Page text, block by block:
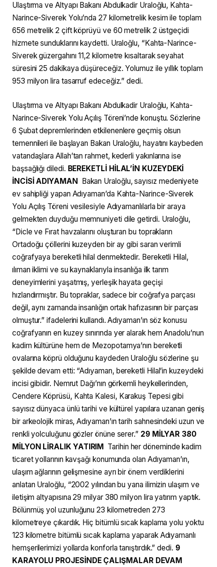
Ulaştırma ve Altyapı Bakanı Abdulkadir Uraloğlu, Kahta-
Narince-Siverek Yolu’nda 27 kilometrelik kesim ile toplam
656 metrelik 2 çift köprüyü ve 60 metrelik 2 üstgeçidi
hizmete sunduklarını kaydetti. Uraloğlu, “Kahta-Narince-
Siverek güzergahını 11,2 kilometre kısaltarak seyahat
süresini 25 dakikaya düşüreceğiz. Yolumuz ile yıllık toplam
953 milyon lira tasarruf edeceğiz.” dedi.
Ulaştırma ve Altyapı Bakanı Abdulkadir Uraloğlu, Kahta-
Narince-Siverek Yolu Açılış Töreni’nde konuştu. Sözlerine
6 Şubat depremlerinden etkilenenlere geçmiş olsun
temennileri ile başlayan Bakan Uraloğlu, hayatını kaybeden
vatandaşlara Allah’tan rahmet, kederli yakınlarına ise
başsağlığı diledi. BEREKETLİ HİLAL’İN KUZEYDEKİ
İNCİSİ ADIYAMAN Bakan Uraloğlu, sayısız medeniyete
ev sahipliği yapan Adıyaman’da Kahta-Narince-Siverek
Yolu Açılış Töreni vesilesiyle Adıyamanlılarla bir araya
gelmekten duyduğu memnuniyeti dile getirdi. Uraloğlu,
“Dicle ve Fırat havzalarını oluşturan bu toprakların
Ortadoğu çöllerini kuzeyden bir ay gibi saran verimli
coğrafyaya bereketli hilal denmektedir. Bereketli Hilal,
ılıman iklimi ve su kaynaklarıyla insanlığa ilk tarım
deneyimlerini yaşatmış, yerleşik hayata geçişi
hızlandırmıştır. Bu topraklar, sadece bir coğrafya parçası
değil, aynı zamanda insanlığın ortak hafızasının bir parçası
olmuştur.” ifadelerini kullandı. Adıyaman’ın söz konusu
coğrafyanın en kuzey sınırında yer alarak hem Anadolu’nun
kadim kültürüne hem de Mezopotamya’nın bereketli
ovalarına köprü olduğunu kaydeden Uraloğlu sözlerine şu
şekilde devam etti: “Adıyaman, bereketli Hilal’in kuzeydeki
incisi gibidir. Nemrut Dağı’nın görkemli heykellerinden,
Cendere Köprüsü, Kahta Kalesi, Karakuş Tepesi gibi
sayısız dünyaca ünlü tarihi ve kültürel yapılara uzanan geniş
bir arkeolojik miras, Adıyaman’ın tarih sahnesindeki uzun ve
renkli yolculuğunu gözler önüne serer.” 29 MİLYAR 380
MİLYON LİRALIK YATIRIM Tarihin her döneminde kadim
ticaret yollarının kavşağı konumunda olan Adıyaman’ın,
ulaşım ağlarının gelişmesine ayrı bir önem verdiklerini
anlatan Uraloğlu, “2002 yılından bu yana ilimizin ulaşım ve
iletişim altyapısına 29 milyar 380 milyon lira yatırım yaptık.
Bölünmüş yol uzunluğunu 23 kilometreden 273
kilometreye çıkardık. Hiç bitümlü sıcak kaplama yolu yoktu
123 kilometre bitümlü sıcak kaplama yaparak Adıyamanlı
hemşerilerimizi yollarda konforla tanıştırdık.” dedi. 9
KARAYOLU PROJESİNDE ÇALIŞMALAR DEVAM